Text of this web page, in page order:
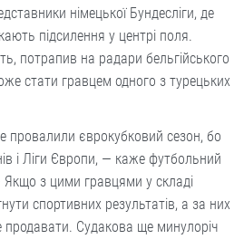
німецької Бундесліги, де
підсилення у центрі поля.
потрапив на радари бельгійського
стати гравцем одного з турецьких
провалили єврокубковий сезон, бо
і Ліги Європи, — каже футбольний
з цими гравцями у складі
спортивних результатів, а за них
Судакова ще минулоріч